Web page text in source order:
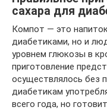
сахара для
Компот — это
диабетиками, но и
уровнем глюкозы в
приготовление
осуществлялось без
диабетикам
всего года, но